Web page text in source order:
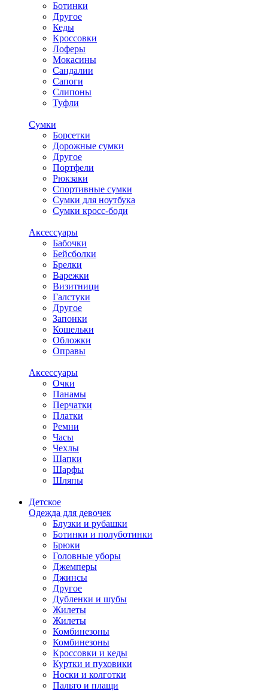
Ботинки
Другое
Кеды
Кроссовки
Лоферы
Мокасины
Сандалии
Сапоги
Слипоны
Туфли
Сумки
Борсетки
Дорожные сумки
Другое
Портфели
Рюкзаки
Спортивные сумки
Сумки для ноутбука
Сумки кросс-боди
Аксессуары
Бабочки
Бейсболки
Брелки
Варежки
Визитници
Галстуки
Другое
Запонки
Кошельки
Обложки
Оправы
Аксессуары
Очки
Панамы
Перчатки
Платки
Ремни
Часы
Чехлы
Шапки
Шарфы
Шляпы
Детское
Одежда для девочек
Блузки и рубашки
Ботинки и полуботинки
Брюки
Головные уборы
Джемперы
Джинсы
Другое
Дубленки и шубы
Жилеты
Жилеты
Комбинезоны
Комбинезоны
Кроссовки и кеды
Куртки и пуховики
Носки и колготки
Пальто и плащи